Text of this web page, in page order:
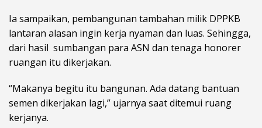
Ia sampaikan, pembangunan tambahan milik DPPKB
lantaran alasan ingin kerja nyaman dan luas. Sehingga,
dari hasil sumbangan para ASN dan tenaga honorer
ruangan itu dikerjakan.
“Makanya begitu itu bangunan. Ada datang bantuan
semen dikerjakan lagi,” ujarnya saat ditemui ruang
kerjanya.